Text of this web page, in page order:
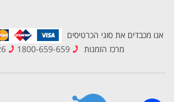
אנו מכבדים את סוגי הכרטיסים
מרכז הזמנות